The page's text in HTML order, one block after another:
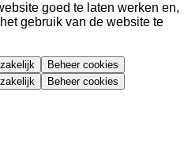
goed te laten werken en,
gebruik van de website te
Beheer cookies
Beheer cookies